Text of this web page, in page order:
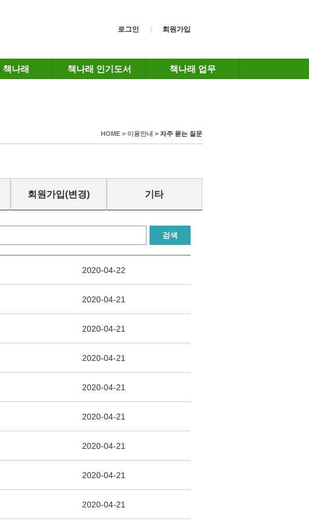
로그인 회원가입
책나래 책나래 인기도서 책나래 업무
HOME > 이용안내 > 자주 묻는 질문
회원가입(변경) 기타
검색
2020-04-22
2020-04-21
2020-04-21
2020-04-21
2020-04-21
2020-04-21
2020-04-21
2020-04-21
2020-04-21